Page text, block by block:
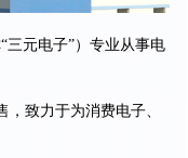
三元电子”）专业从事电
致力于为消费电子、